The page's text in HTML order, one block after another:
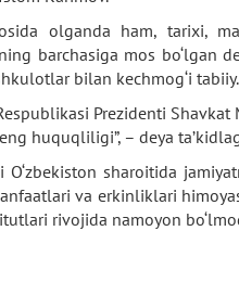
olganda ham, tarixi,
barchasiga mos bo‘lgan
bilan kechmog‘i tabiiy.
Prezidenti
huquqliligi”, – deya
O‘zbekiston sharoitida
va erkinliklari
rivojida namoyon